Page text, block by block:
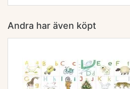
Andra har även köpt